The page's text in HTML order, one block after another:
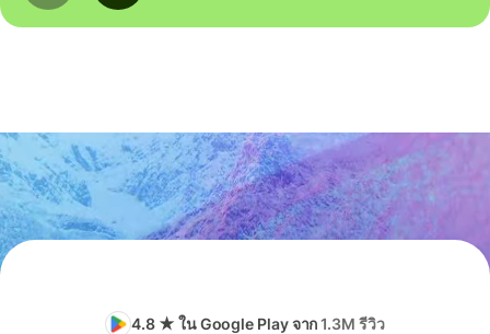
4.8 ★ ใน Google Play จาก1.3M รีวิว